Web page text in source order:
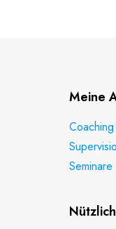
Meine
Coaching
Seminare